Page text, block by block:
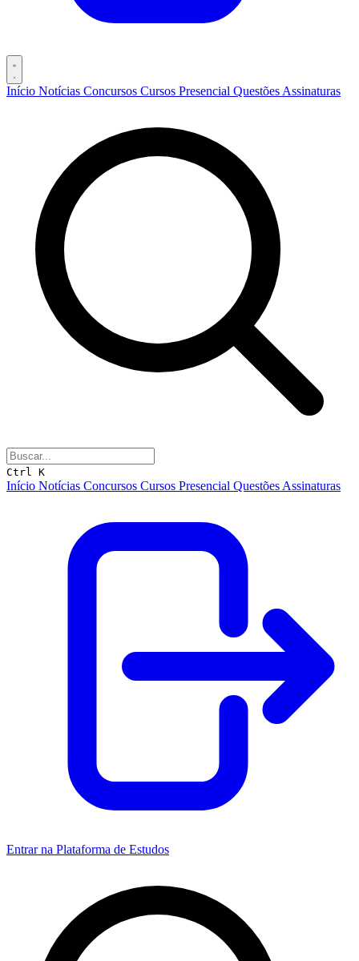
Início Notícias Concursos Cursos Presencial Questões Assinaturas
Ctrl K
Início Notícias Concursos Cursos Presencial Questões Assinaturas
Entrar na Plataforma de Estudos